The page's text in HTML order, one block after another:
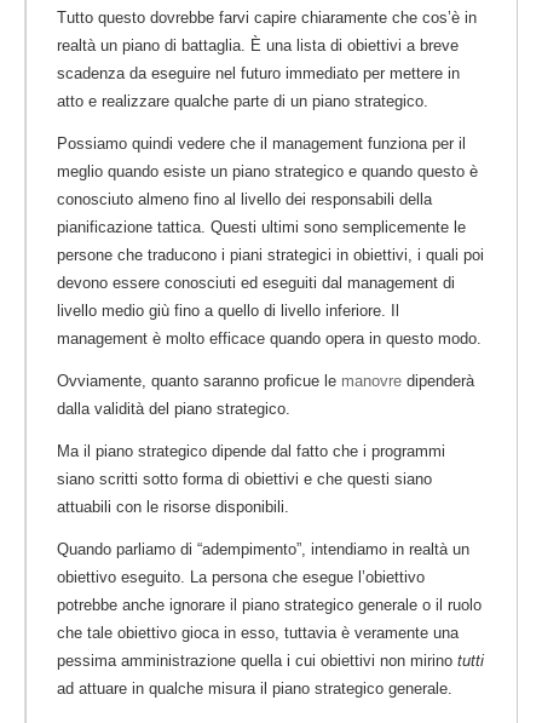
Tutto questo dovrebbe farvi capire chiaramente che cos’è in
realtà un piano di battaglia. È una lista di obiettivi a breve
scadenza da eseguire nel futuro immediato per mettere in
atto e realizzare qualche parte di un piano strategico.
Possiamo quindi vedere che il management funziona per il
meglio quando esiste un piano strategico e quando questo è
conosciuto almeno fino al livello dei responsabili della
pianificazione tattica. Questi ultimi sono semplicemente le
persone che traducono i piani strategici in obiettivi, i quali poi
devono essere conosciuti ed eseguiti dal management di
livello medio giù fino a quello di livello inferiore. Il
management è molto efficace quando opera in questo modo.
Ovviamente, quanto saranno proficue le manovre dipenderà
dalla validità del piano strategico.
Ma il piano strategico dipende dal fatto che i programmi
siano scritti sotto forma di obiettivi e che questi siano
attuabili con le risorse disponibili.
Quando parliamo di “adempimento”, intendiamo in realtà un
obiettivo eseguito. La persona che esegue l’obiettivo
potrebbe anche ignorare il piano strategico generale o il ruolo
che tale obiettivo gioca in esso, tuttavia è veramente una
pessima amministrazione quella i cui obiettivi non mirino tutti
ad attuare in qualche misura il piano strategico generale.